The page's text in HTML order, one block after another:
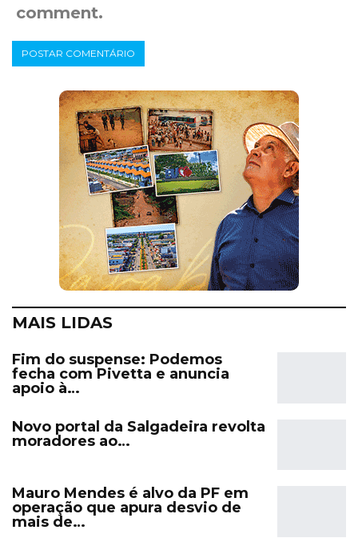
comment.
MAIS LIDAS
Fim do suspense: Podemos
fecha com Pivetta e anuncia
apoio à…
Novo portal da Salgadeira revolta
moradores ao…
Mauro Mendes é alvo da PF em
operação que apura desvio de
mais de…